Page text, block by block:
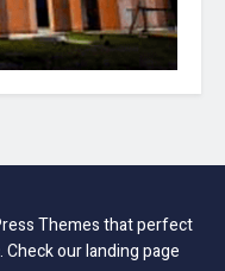
Themes that perfect
our landing page